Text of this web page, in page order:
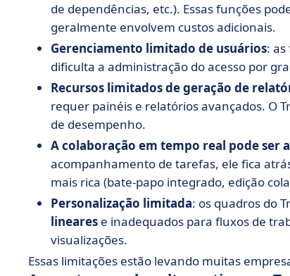
de dependências, etc.). Essas funções
geralmente envolvem custos adicionais.
Gerenciamento limitado de usuários:
dificulta a administração do acesso por
Recursos limitados de geração de
requer painéis e relatórios avançados. O
de desempenho.
A colaboração em tempo real pode ser
acompanhamento de tarefas, ele fica
mais rica (bate-papo integrado, edição
Personalização limitada: os quadros do
lineares e inadequados para fluxos de
visualizações.
Essas limitações estão levando muitas